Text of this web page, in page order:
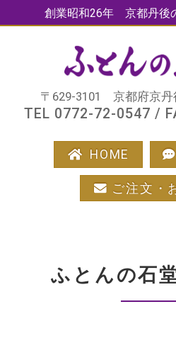
創業昭和26年 京都丹後
〒629-3101 京都府京丹
TEL 0772-72-0547 /
HOME
ご注文・
ふとんの石